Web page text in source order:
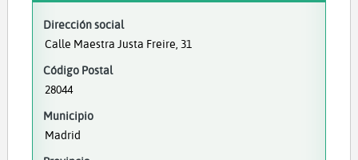
Dirección social
Calle Maestra Justa Freire, 31
Código Postal
28044
Municipio
Madrid